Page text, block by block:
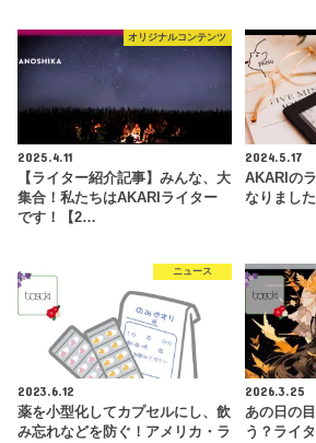
オリジナルコンテンツ
2025.4.11
【ライター紹介記事】みんな、大
集合！私たちはAKARIライター
です！【2…
2024.5.17
AKARIの
なりまし
ニュース
2023.6.12
薬を小型化してカプセルにし、飲
み忘れなどを防ぐ！アメリカ・ラ
2026.3.25
あの日の
う？ライ